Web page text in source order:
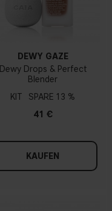
DEWY GAZE
Dewy Drops & Perfect
Blender
KIT
13 %
41 €
KAUFEN